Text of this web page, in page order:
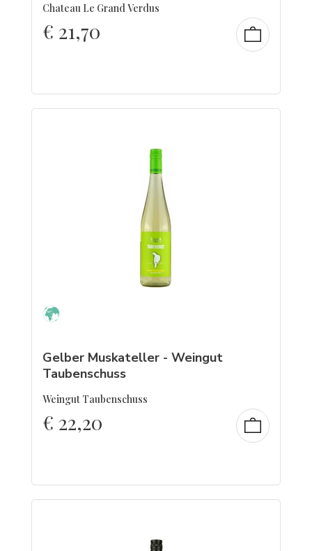
Chateau Le Grand Verdus
€ 21,70
Gelber Muskateller - Weingut
Taubenschuss
Weingut Taubenschuss
€ 22,20